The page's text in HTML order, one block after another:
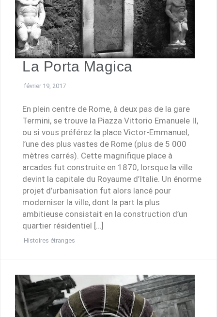
La Porta Magica
février 19, 2017
En plein centre de Rome, à deux pas de la gare
Termini, se trouve la Piazza Vittorio Emanuele II,
ou si vous préférez la place Victor-Emmanuel,
l’une des plus vastes de Rome (plus de 5 000
mètres carrés). Cette magnifique place à
arcades fut construite en 1870, lorsque la ville
devint la capitale du Royaume d’Italie. Un énorme
projet d’urbanisation fut alors lancé pour
moderniser la ville, dont la part la plus
ambitieuse consistait en la construction d’un
quartier résidentiel […]
Histoires étranges